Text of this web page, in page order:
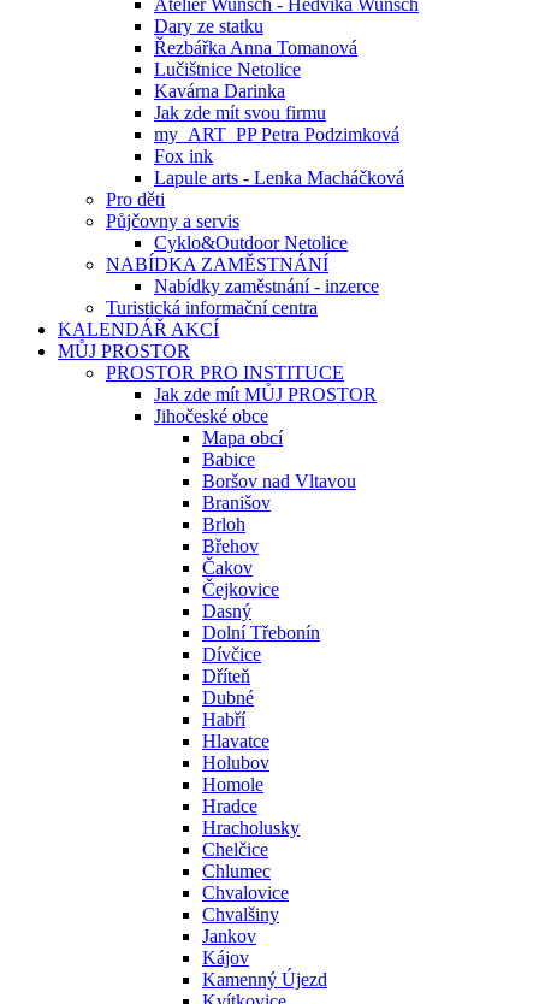
Atelier Wunsch - Hedvika Wunsch
Dary ze statku
Řezbářka Anna Tomanová
Lučištnice Netolice
Kavárna Darinka
Jak zde mít svou firmu
my_ART_PP Petra Podzimková
Fox ink
Lapule arts - Lenka Macháčková
Pro děti
Půjčovny a servis
Cyklo&Outdoor Netolice
NABÍDKA ZAMĚSTNÁNÍ
Nabídky zaměstnání - inzerce
Turistická informační centra
KALENDÁŘ AKCÍ
MŮJ PROSTOR
PROSTOR PRO INSTITUCE
Jak zde mít MŮJ PROSTOR
Jihočeské obce
Mapa obcí
Babice
Boršov nad Vltavou
Branišov
Brloh
Břehov
Čakov
Čejkovice
Dasný
Dolní Třebonín
Dívčice
Dříteň
Dubné
Habří
Hlavatce
Holubov
Homole
Hradce
Hracholusky
Chelčice
Chlumec
Chvalovice
Chvalšiny
Jankov
Kájov
Kamenný Újezd